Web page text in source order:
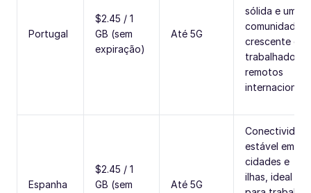
Portugal
$2.45 / 1
GB (sem
expiração)
Até 5G
sólida e uma
comunidade
crescente de
trabalhadores
remotos
internacionais.
Espanha
$2.45 / 1
GB (sem
Até 5G
estável em
cidades e
ilhas, ideal